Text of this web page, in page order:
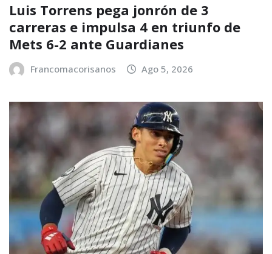
Luis Torrens pega jonrón de 3
carreras e impulsa 4 en triunfo de
Mets 6-2 ante Guardianes
Francomacorisanos Ago 5, 2026